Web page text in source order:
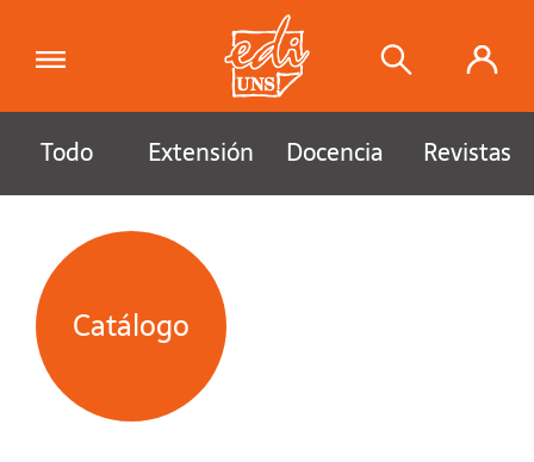
Todo Extensión Docencia Revistas
Catálogo